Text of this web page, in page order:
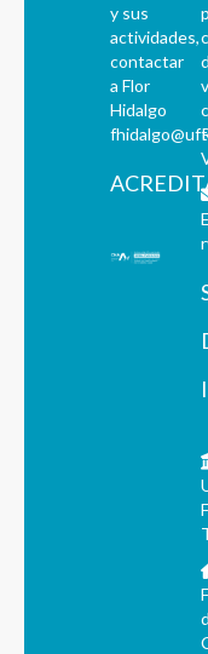
y sus
actividades,
contactar
a Flor
Hidalgo